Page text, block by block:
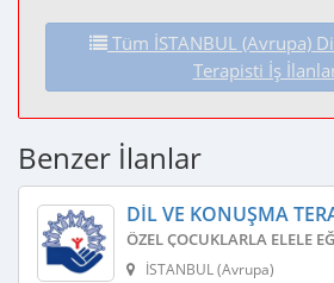
Tüm İSTANBUL (Avrupa)
Terapisti İş
Benzer İlanlar
DIL VE KONUŞMA
ÖZEL ÇOCUKLARLA ELELE
İSTANBUL (Avrupa)